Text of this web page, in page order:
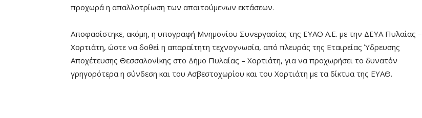
προχωρά η απαλλοτρίωση των απαιτούμενων εκτάσεων.
Αποφασίστηκε, ακόμη, η υπογραφή Μνημονίου Συνεργασίας της ΕΥΑΘ Α.Ε. με την ΔΕΥΑ Πυλαίας –
Χορτιάτη, ώστε να δοθεί η απαραίτητη τεχνογνωσία, από πλευράς της Εταιρείας Ύδρευσης
Αποχέτευσης Θεσσαλονίκης στο Δήμο Πυλαίας – Χορτιάτη, για να προχωρήσει το δυνατόν
γρηγορότερα η σύνδεση και του Ασβεστοχωρίου και του Χορτιάτη με τα δίκτυα της ΕΥΑΘ.